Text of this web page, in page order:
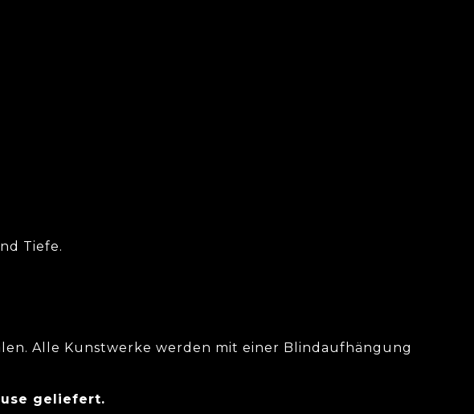
Tiefe.
Alle Kunstwerke werden mit einer Blindaufhängung
geliefert.